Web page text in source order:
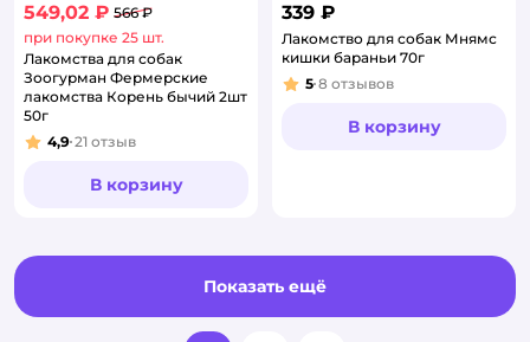
549,02 ₽ 566 ₽
при покупке 25 шт.
Лакомства для собак
Зоогурман Фермерские
лакомства Корень бычий 2шт
50г
Рейтинг:
4,9 21 отзыв
В корзину
339 ₽
Лакомство для собак Мнямс
кишки бараньи 70г
Рейтинг:
5 8 отзывов
В корзину
Показать ещё